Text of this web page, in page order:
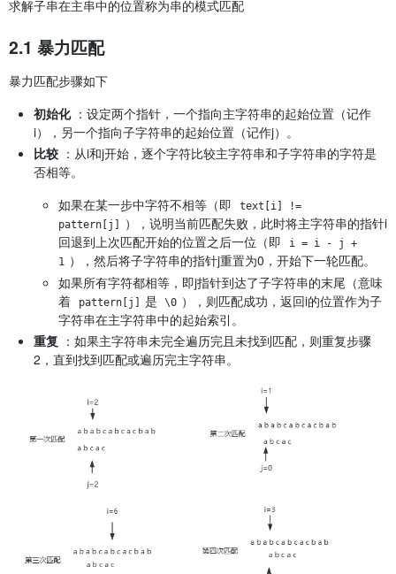
求解子串在主串中的位置称为串的模式匹配
2.1 暴力匹配
暴力匹配步骤如下
初始化：设定两个指针，一个指向主字符串的起始位置（记作
i），另一个指向子字符串的起始位置（记作j）。
比较 ：从i和j开始，逐个字符比较主字符串和子字符串的字符是
否相等。
如果在某一步中字符不相等（即
text[i] !=
pattern[j]
），说明当前匹配失败，此时将主字符串的指针i
回退到上次匹配开始的位置之后一位（即
i = i - j +
1 ），然后将子字符串的指针j重置为0，开始下一轮匹配。
如果所有字符都相等，即j指针到达了子字符串的末尾（意味
着
pattern[j] 是 \0 ），则匹配成功，返回i的位置作为子
字符串在主字符串中的起始索引。
重复 ：如果主字符串未完全遍历完且未找到匹配，则重复步骤
2，直到找到匹配或遍历完主字符串。